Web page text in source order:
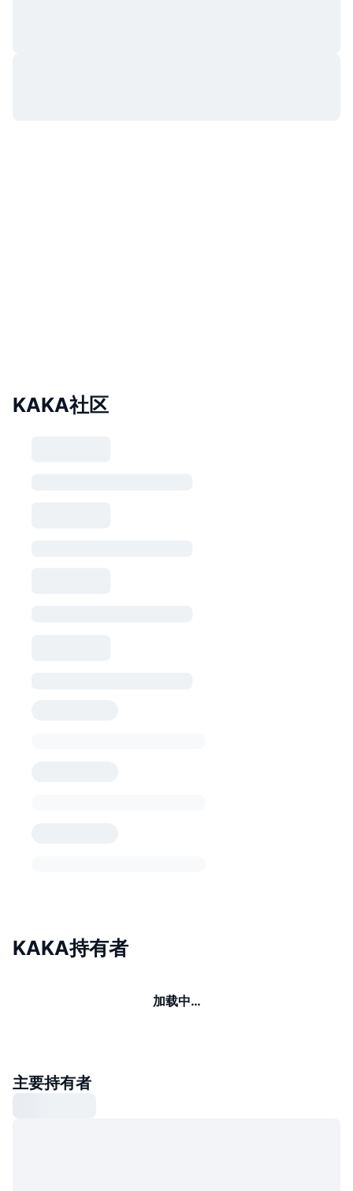
KAKA社区
KAKA持有者
加载中…
主要持有者